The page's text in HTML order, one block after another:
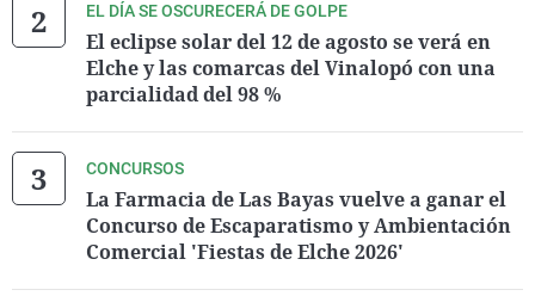
EL DÍA SE OSCURECERÁ DE GOLPE
El eclipse solar del 12 de agosto se verá en
Elche y las comarcas del Vinalopó con una
parcialidad del 98 %
CONCURSOS
La Farmacia de Las Bayas vuelve a ganar el
Concurso de Escaparatismo y Ambientación
Comercial 'Fiestas de Elche 2026'